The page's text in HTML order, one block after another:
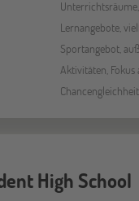
Lernangebote,
Sportangebot,
Aktivitäten, Fokus
High School